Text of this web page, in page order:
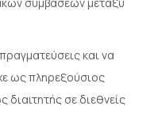
και να
ως πληρεξούσιος
διαιτητής σε διεθνείς